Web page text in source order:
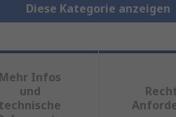
Diese Kategorie anzeigen
Mehr Infos
und
technische